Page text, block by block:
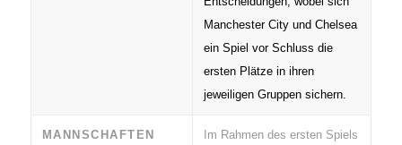
Manchester City und Chelsea
ein Spiel vor Schluss die
ersten Plätze in ihren
jeweiligen Gruppen sichern.
MANNSCHAFTEN
Im Rahmen des ersten Spiels